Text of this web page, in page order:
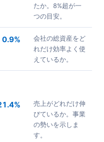
たか。8%超が一
つの目安。
0.9%
会社の総資産をど
れだけ効率よく使
えているか。
売上がどれだけ伸
びているか。事業
の勢いを示しま
す。